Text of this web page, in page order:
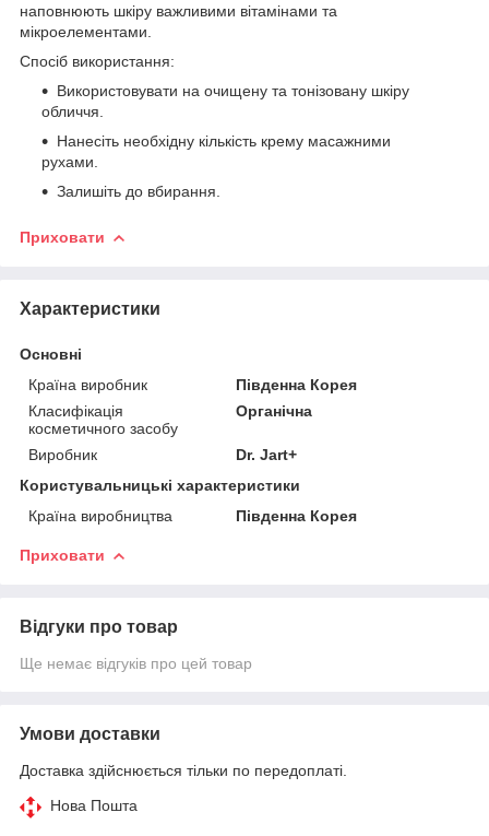
наповнюють шкіру важливими вітамінами та
мікроелементами.
Спосіб використання:
Використовувати на очищену та тонізовану шкіру
обличчя.
Нанесіть необхідну кількість крему масажними
рухами.
Залишіть до вбирання.
Приховати
Характеристики
Основні
Країна виробник
Південна Корея
Класифікація
косметичного засобу
Органічна
Виробник
Dr. Jart+
Користувальницькі характеристики
Країна виробництва
Південна Корея
Приховати
Відгуки про товар
Ще немає відгуків про цей товар
Умови доставки
Доставка здійснюється тільки по передоплаті.
Нова Пошта